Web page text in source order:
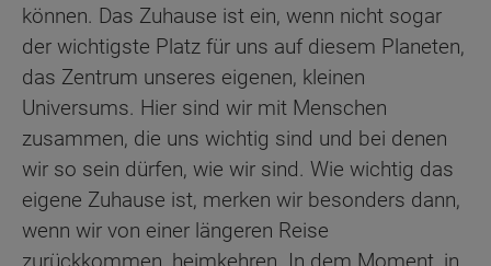
können. Das Zuhause ist ein, wenn nicht sogar
der wichtigste Platz für uns auf diesem Planeten,
das Zentrum unseres eigenen, kleinen
Universums. Hier sind wir mit Menschen
zusammen, die uns wichtig sind und bei denen
wir so sein dürfen, wie wir sind. Wie wichtig das
eigene Zuhause ist, merken wir besonders dann,
wenn wir von einer längeren Reise